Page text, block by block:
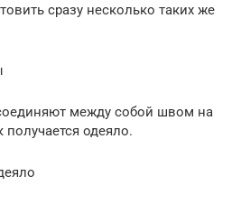
сразу несколько таких же
между собой швом на
одеяло.